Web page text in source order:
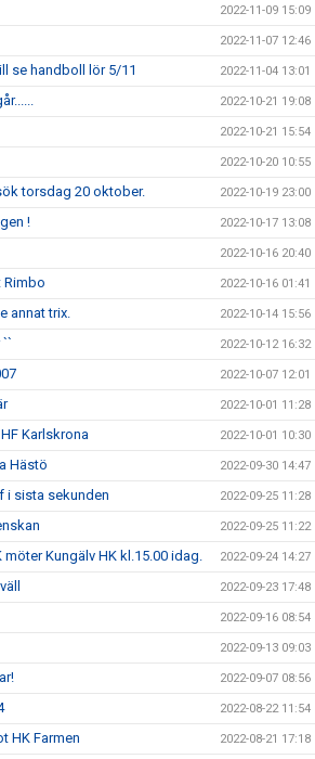
2022-11-09 15:09
2022-11-07 12:46
se handboll lör 5/11 2022-11-04 13:01
2022-10-21 19:08
2022-10-21 15:54
2022-10-20 10:55
torsdag 20 oktober. 2022-10-19 23:00
! 2022-10-17 13:08
2022-10-16 20:40
2022-10-16 01:41
annat trix. 2022-10-14 15:56
2022-10-12 16:32
2022-10-07 12:01
2022-10-01 11:28
Karlskrona 2022-10-01 10:30
Hästö 2022-09-30 14:47
i sista sekunden 2022-09-25 11:28
2022-09-25 11:22
möter Kungälv HK kl.15.00 idag. 2022-09-24 14:27
2022-09-23 17:48
2022-09-16 08:54
2022-09-13 09:03
2022-09-07 08:56
2022-08-22 11:54
HK Farmen 2022-08-21 17:18